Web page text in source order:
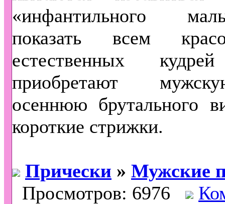
«инфантильного
показать всем
естественных
приобретают
осеннюю брутального
короткие стрижки.
Прически » Мужские
Просмотров: 6976